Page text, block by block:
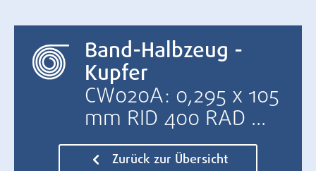
Band-Halbzeug -
Kupfer
CW020A: 0,295 x 105
mm RID 400 RAD ...
Zurück zur Übersicht